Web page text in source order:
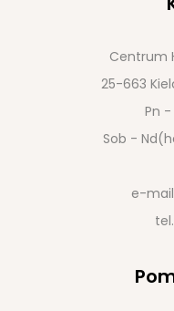
Centrum
25-663
Pn -
Sob -
e-
tel.